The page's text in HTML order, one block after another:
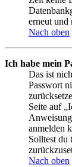
erneut und
Nach oben
Ich habe mein
Das ist
Passwort
Seite auf
anmelden
Solltest du
Nach oben